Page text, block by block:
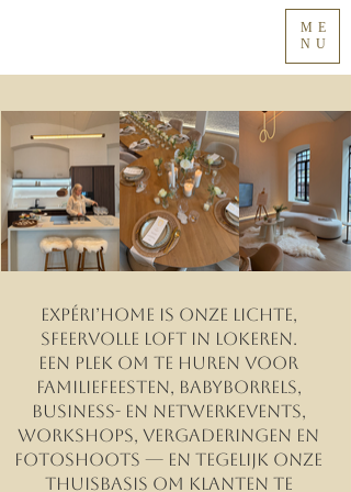
ME
NU
Expéri’HOME is ONZE lichte,
sfeervolle loft in Lokeren.
Een plek om te huren voor
familiefeesten, babyborrels,
business- en netwerkevents,
WORKSHOPS, vergaderingen en
fotoshoots — en tegelijk onze
thuisbasis om klanten te